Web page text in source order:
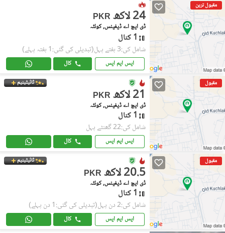
مقبول ترین
PKR 24 لاکھ
ڈی ایچ اے ڈیفینس, کوئٹہ
1 کنال
شامل کی:3 ہفتے پہل (تبدیلی کی گئی:1 ہفتہ پہلے)
ایس ایم ایس کال
مقبول ٹائیٹینیم
PKR 21 لاکھ
ڈی ایچ اے ڈیفینس, کوئٹہ
1 کنال
شامل کی:22 گھنٹے پہل
ایس ایم ایس کال
مقبول ٹائیٹینیم
PKR 20.5 لاکھ
ڈی ایچ اے ڈیفینس, کوئٹہ
1 کنال
شامل کی:2 دن پہل (تبدیلی کی گئی:1 دن پہلے)
ایس ایم ایس کال